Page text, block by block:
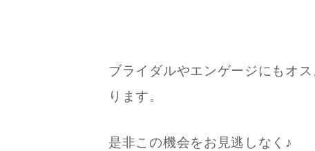
ブライダルやエンゲージにもオ
ります。
是非この機会をお見逃しなく♪